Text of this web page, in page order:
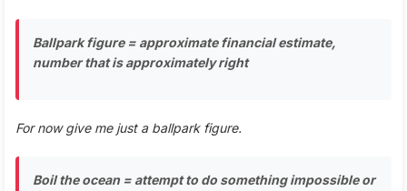
Ballpark figure = approximate financial estimate,
number that is approximately right
For now give me just a ballpark figure.
Boil the ocean = attempt to do something impossible or